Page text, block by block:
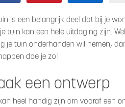
is een belangrijk deel dat bij je
tuin kan een hele uitdaging zijn.
je tuin onderhanden wil nemen,
doe je zo!
een ontwerp
heel handig zijn om vooraf een